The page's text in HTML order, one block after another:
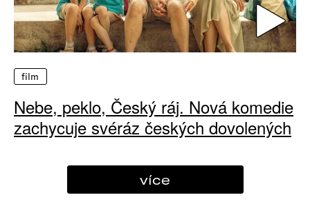
film
Nebe, peklo, Český ráj. Nová komedie
zachycuje svéráz českých dovolených
více